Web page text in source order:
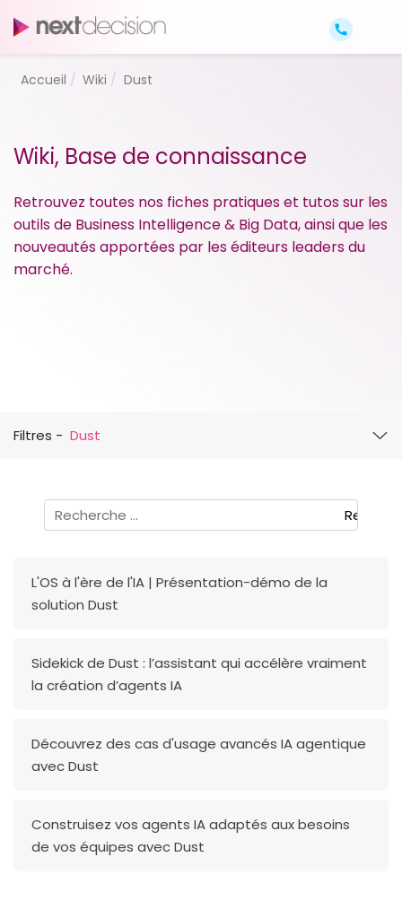
Accueil Wiki Dust
Wiki, Base de connaissance
Retrouvez toutes nos fiches pratiques et tutos sur les
outils de Business Intelligence & Big Data, ainsi que les
nouveautés apportées par les éditeurs leaders du
marché.
Filtres - Dust
L'OS à l'ère de l'IA | Présentation-démo de la
solution Dust
Sidekick de Dust : l’assistant qui accélère vraiment
la création d’agents IA
Découvrez des cas d'usage avancés IA agentique
avec Dust
Construisez vos agents IA adaptés aux besoins
de vos équipes avec Dust